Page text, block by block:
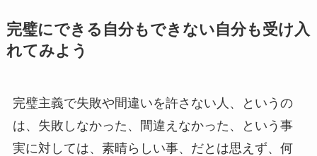
完璧にできる自分もできない自分も受け入
れてみよう
完璧主義で失敗や間違いを許さない人、というの
は、失敗しなかった、間違えなかった、という事
実に対しては、素晴らしい事、だとは思えず、何